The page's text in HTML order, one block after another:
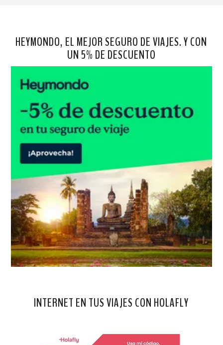
HEYMONDO, EL MEJOR SEGURO DE VIAJES. Y CON
UN 5% DE DESCUENTO
INTERNET EN TUS VIAJES CON HOLAFLY